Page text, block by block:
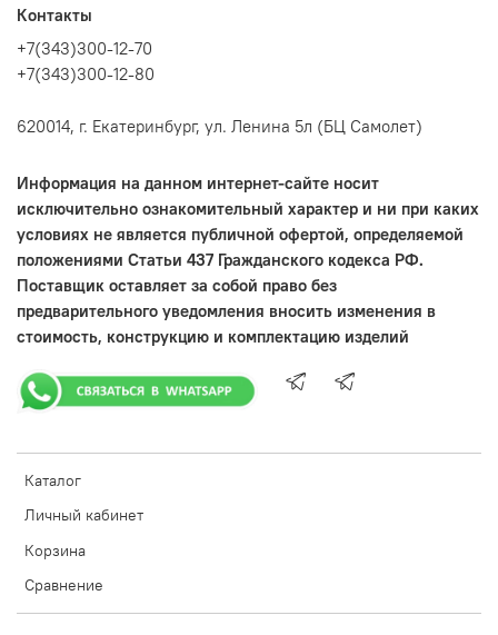
Каталог
Личный кабинет
Корзина
Сравнение
Контакты
+7(343)300-12-70
+7(343)300-12-80
620014, г. Екатеринбург, ул. Ленина 5л (БЦ Самолет)
Информация на данном интернет-сайте носит
исключительно ознакомительный характер и ни при каких
условиях не является публичной офертой, определяемой
положениями Статьи 437 Гражданского кодекса РФ.
Поставщик оставляет за собой право без
предварительного уведомления вносить изменения в
стоимость, конструкцию и комплектацию изделий